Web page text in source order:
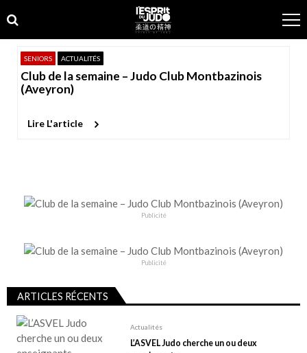
to
navigation
to
content
SENIORS ACTUALITÉS
Club de la semaine – Judo Club Montbazinois
(Aveyron)
Lire L'article
Publicité
Publicité
ARTICLES RÉCENTS
Actualités
L’ASVEL Judo cherche un ou deux